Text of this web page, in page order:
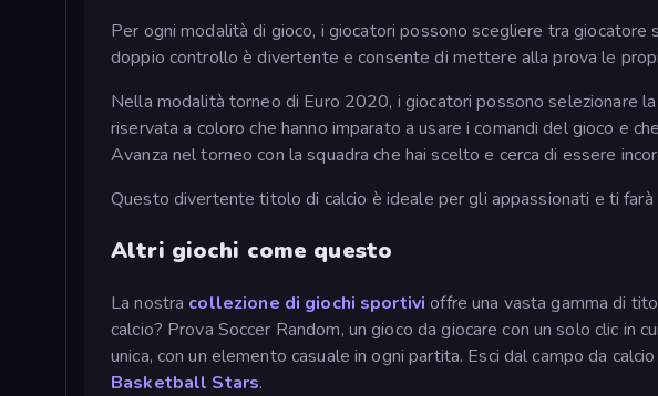
Per ogni modalità di gioco, i giocatori possono scegliere tra
doppio controllo è divertente e consente di mettere alla prova le
Nella modalità torneo di Euro 2020, i giocatori possono selezionare
riservata a coloro che hanno imparato a usare i comandi del gioco e
Avanza nel torneo con la squadra che hai scelto e cerca di essere
Questo divertente titolo di calcio è ideale per gli appassionati e ti
Altri giochi come questo
La nostra collezione di giochi sportivi offre una vasta gamma di
calcio? Prova Soccer Random, un gioco da giocare con un solo clic in
unica, con un elemento casuale in ogni partita. Esci dal campo da
Basketball Stars.